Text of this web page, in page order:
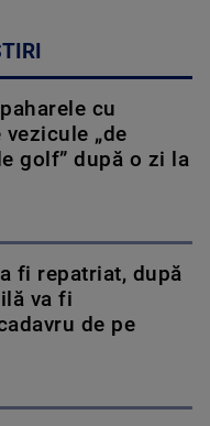
cu
„de
golf” după o zi la
fi repatriat, după
va fi
de pe